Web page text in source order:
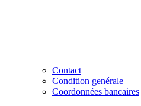
Contact
Condition genérale
Coordonnées bancaires